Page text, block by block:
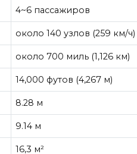
4~6 пассажиров
около 140 узлов (259 км/ч)
около 700 миль (1,126 км)
14,000 футов (4,267 м)
8.28 м
9.14 м
16,3 м²